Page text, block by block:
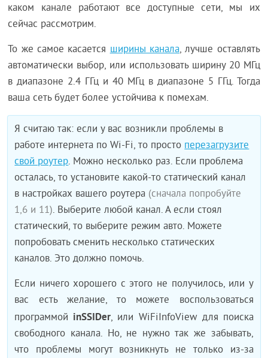
каком канале работают все доступные сети, мы их
сейчас рассмотрим.
То же самое касаетсяширины канала, лучше оставлять
автоматически выбор, или использовать ширину 20 МГц
в диапазоне 2.4 ГГц и 40 МГц в диапазоне 5 ГГц. Тогда
ваша сеть будет более устойчива к помехам.
Я считаю так: если у вас возникли проблемы в
работе интернета по Wi-Fi, то простоперезагрузите
свой роутер. Можно несколько раз. Если проблема
осталась, то установите какой-то статический канал
в настройках вашего роутера (сначала попробуйте
1,6 и 11). Выберите любой канал. А если стоял
статический, то выберите режим авто. Можете
попробовать сменить несколько статических
каналов. Это должно помочь.
Если ничего хорошего с этого не получилось, или у
вас есть желание, то можете воспользоваться
программой inSSIDer, или WiFiInfoView для поиска
свободного канала. Но, не нужно так же забывать,
что проблемы могут возникнуть не только из-за